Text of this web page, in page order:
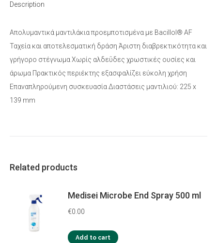
Description
Απολυμαντικά μαντιλάκια προεμποτισμένα με Bacillol® AF
Ταχεία και αποτελεσματική δράση Άριστη διαβρεκτικότητα και
γρήγορο στέγνωμα Χωρίς αλδεΰδες χρωστικές ουσίες και
άρωμα Πρακτικός περιέκτης εξασφαλίζει εύκολη χρήση
Επαναπληρούμενη συσκευασία Διαστάσεις μαντιλιού: 225 x
139 mm
Related products
Medisei Microbe End Spray 500 ml
€0.00
Add to cart